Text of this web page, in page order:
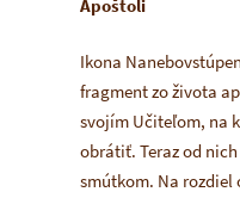
Apoštoli
Ikona
fragment zo života
svojím Učiteľom, na
obrátiť. Teraz od
smútkom. Na rozdiel